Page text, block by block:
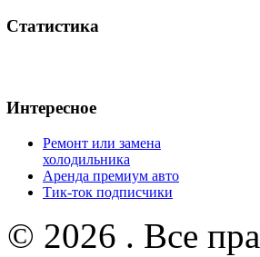
Статистика
Интересное
Ремонт или замена
холодильника
Аренда премиум авто
Тик-ток подписчики
© 2026 . Все